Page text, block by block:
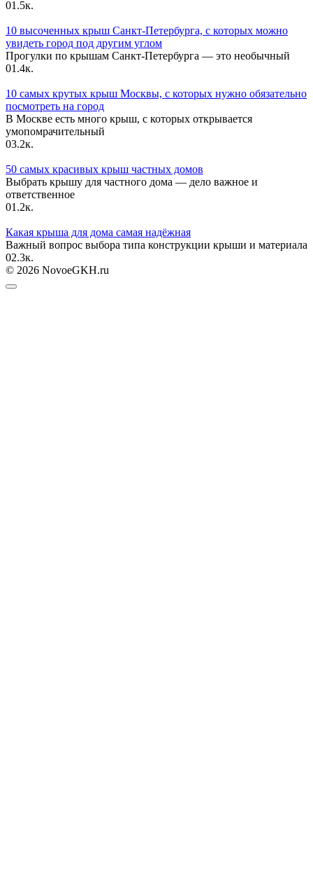
01.5к.
10 высоченных крыш Санкт-Петербурга, с которых можно
увидеть город под другим углом
Прогулки по крышам Санкт-Петербурга — это необычный
01.4к.
10 самых крутых крыш Москвы, с которых нужно обязательно
посмотреть на город
В Москве есть много крыш, с которых открывается
умопомрачительный
03.2к.
50 самых красивых крыш частных домов
Выбрать крышу для частного дома — дело важное и
ответственное
01.2к.
Какая крыша для дома самая надёжная
Важный вопрос выбора типа конструкции крыши и материала
02.3к.
© 2026 NovoeGKH.ru